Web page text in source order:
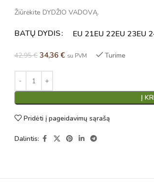
Žiūrėkite DYDŽIO VADOVĄ.
BATŲ DYDIS EU 21EU 22EU 23EU
42,95€ 34,36€ su PVM Turime
Į
Alternative:
Pridėti į pageidavimų sąrašą
Dalintis: